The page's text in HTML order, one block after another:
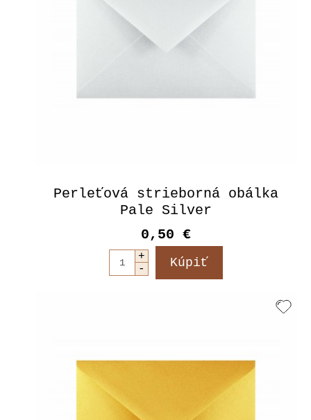
Perleťová strieborná obálka
Pale Silver
0,50 €